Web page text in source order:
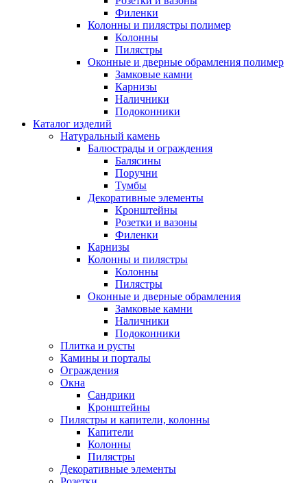
Филенки
Колонны и пилястры полимер
Колонны
Пилястры
Оконные и дверные обрамления полимер
Замковые камни
Карнизы
Наличники
Подоконники
Каталог изделий
Натуральный камень
Балюстрады и ограждения
Балясины
Поручни
Тумбы
Декоративные элементы
Кронштейны
Розетки и вазоны
Филенки
Карнизы
Колонны и пилястры
Колонны
Пилястры
Оконные и дверные обрамления
Замковые камни
Наличники
Подоконники
Плитка и русты
Камины и порталы
Ограждения
Окна
Сандрики
Кронштейны
Пилястры и капители, колонны
Капители
Колонны
Пилястры
Декоративные элементы